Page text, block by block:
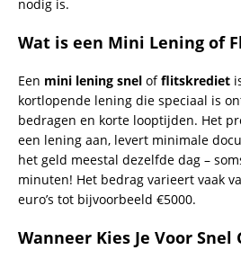
Een rekening die dringend
Andere noodsituaties waarbij je
Waarom Zijn Deze
De populariteit vansnel geld lenen
eenvoud:
Geen uitgebreide
Ideaal voor mensen met een